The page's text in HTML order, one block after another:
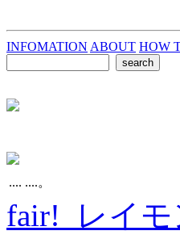
INFOMATION ABOUT HOW
.... ....。
fair! レイモ